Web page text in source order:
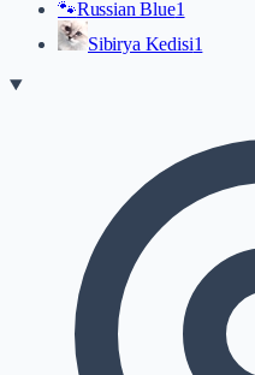
🐾Russian Blue1
Sibirya Kedisi1